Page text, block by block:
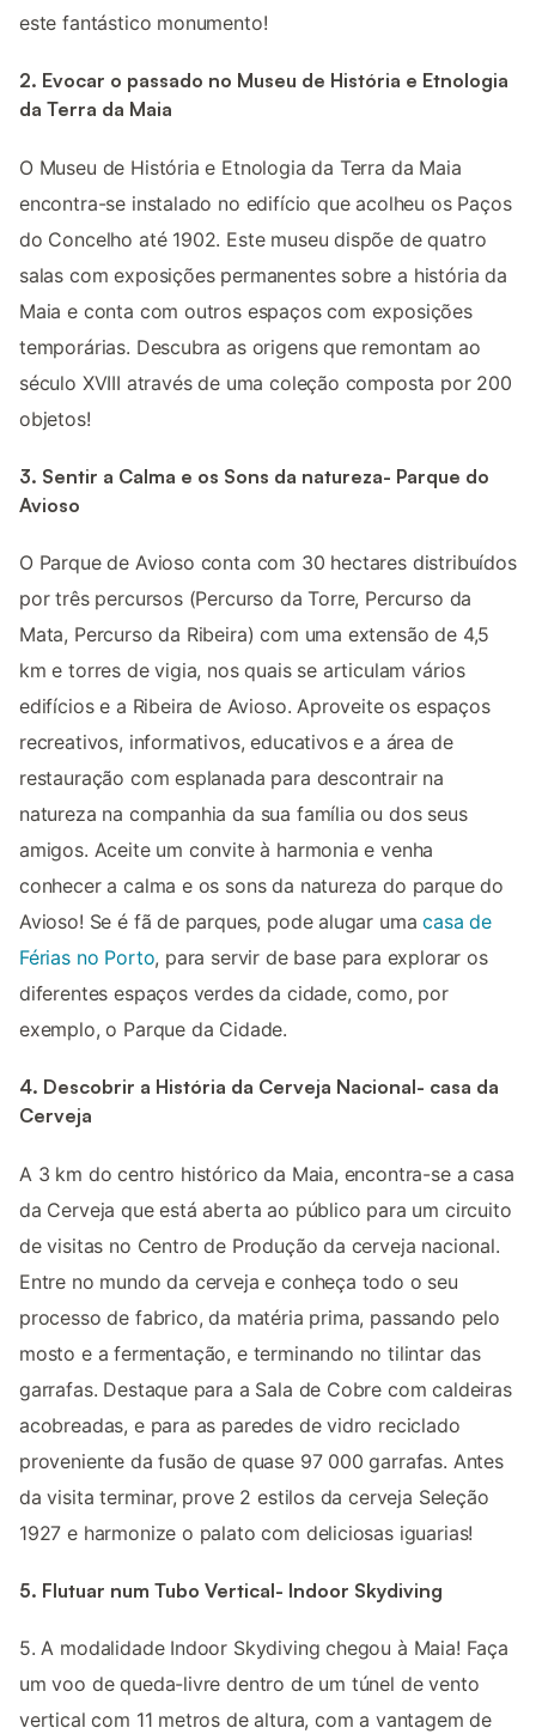
este fantástico monumento!
2. Evocar o passado no Museu de História e Etnologia
da Terra da Maia
O Museu de História e Etnologia da Terra da Maia
encontra-se instalado no edifício que acolheu os Paços
do Concelho até 1902. Este museu dispõe de quatro
salas com exposições permanentes sobre a história da
Maia e conta com outros espaços com exposições
temporárias. Descubra as origens que remontam ao
século XVIII através de uma coleção composta por 200
objetos!
3. Sentir a Calma e os Sons da natureza- Parque do
Avioso
O Parque de Avioso conta com 30 hectares distribuídos
por três percursos (Percurso da Torre, Percurso da
Mata, Percurso da Ribeira) com uma extensão de 4,5
km e torres de vigia, nos quais se articulam vários
edifícios e a Ribeira de Avioso. Aproveite os espaços
recreativos, informativos, educativos e a área de
restauração com esplanada para descontrair na
natureza na companhia da sua família ou dos seus
amigos. Aceite um convite à harmonia e venha
conhecer a calma e os sons da natureza do parque do
Avioso! Se é fã de parques, pode alugar umacasa de
Férias no Porto, para servir de base para explorar os
diferentes espaços verdes da cidade, como, por
exemplo, o Parque da Cidade.
4. Descobrir a História da Cerveja Nacional- casa da
Cerveja
A 3 km do centro histórico da Maia, encontra-se a casa
da Cerveja que está aberta ao público para um circuito
de visitas no Centro de Produção da cerveja nacional.
Entre no mundo da cerveja e conheça todo o seu
processo de fabrico, da matéria prima, passando pelo
mosto e a fermentação, e terminando no tilintar das
garrafas. Destaque para a Sala de Cobre com caldeiras
acobreadas, e para as paredes de vidro reciclado
proveniente da fusão de quase 97 000 garrafas. Antes
da visita terminar, prove 2 estilos da cerveja Seleção
1927 e harmonize o palato com deliciosas iguarias!
5. Flutuar num Tubo Vertical- Indoor Skydiving
5. A modalidade Indoor Skydiving chegou à Maia! Faça
um voo de queda-livre dentro de um túnel de vento
vertical com 11 metros de altura, com a vantagem de